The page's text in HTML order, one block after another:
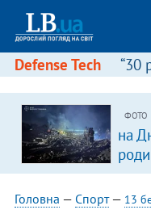
Defense Tech “30
ФОТО
на
Головна — Спорт— 13